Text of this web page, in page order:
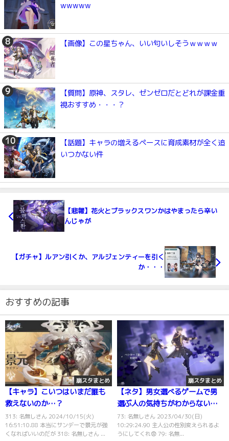
wwwww
【画像】この星ちゃん、いい匂いしそうｗｗｗｗ
【質問】原神、スタレ、ゼンゼロだとどれが課金重
視おすすめ・・・？
【話題】キャラの増えるペースに育成素材が全く追
いつかない件
【悲報】花火とブラックスワンかはやまったら辛い
んじゃが
【ガチャ】ルアン引くか、アルジェンティーを引く
か・・・
おすすめの記事
崩スタまとめ
【キャラ】こいつはいまだ誰も
救えないのか…？
313: 名無しさん 2024/10/15(火)
16:51:10.88 本当にサンデーで景元が強
くなればいいのだが 318: 名無しさん ...
崩スタまとめ
【ネタ】男女選べるゲームで男
選ぶ人の気持ちがわからないん
だが
73: 名無しさん 2023/04/30(日)
10:29:24.90 主人公の性別変えられるよ
うにしてくれ😨 79: 名無...